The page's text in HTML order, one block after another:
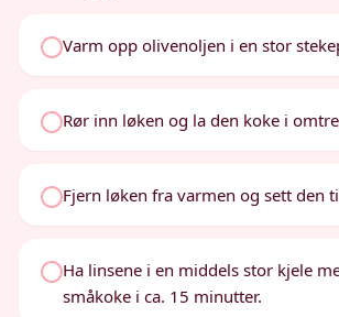
Varm opp olivenoljen i en stor
Rør inn løken og la den koke i
Fjern løken fra varmen og sett den
Ha linsene i en middels stor kjele
småkoke i ca. 15 minutter.